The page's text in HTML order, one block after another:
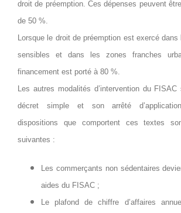
droit de préemption. Ces dépenses peuvent
de 50 %.
Lorsque le droit de préemption est exercé
sensibles et dans les zones franches
financement est porté à 80 %.
Les autres modalités d’intervention du
décret simple et son arrêté
dispositions que comportent ces textes
suivantes :
Les commerçants non sédentaires
aides du FISAC ;
Le plafond de chiffre d’affaires